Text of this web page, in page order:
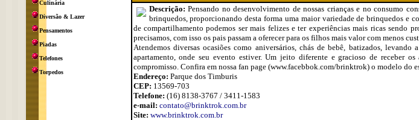
Culinária
Diversão & Lazer
Pensamentos
Piadas
Telefones
Torpedos
Descrição:Pensando no desenvolvimento de nossas crianças e no consumo
brinquedos, proporcionando desta forma uma maior variedade de brinquedos e
de compartilhamento podemos ser mais felizes e ter experiências mais ricas sendo
precisamos, com isso os pais passam a oferecer para os filhos mais valor com menos
Atendemos diversas ocasiões como aniversários, chás de bebê, batizados,
apartamento, onde seu evento estiver. Um jeito diferente e gracioso de receber
compromisso. Confira em nossa fan page (www.facebbok.com/brinktrok) o modelo do
Endereço: Parque dos Timburis
CEP: 13569-703
Telefone: (16) 8138-3767 / 3411-1583
e-mail: contato@brinktrok.com.br
Site: www.brinktrok.com.br